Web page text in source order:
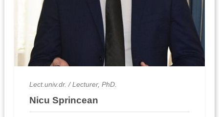
Lect.univ.dr. / Lecturer, PhD.
Nicu Sprincean